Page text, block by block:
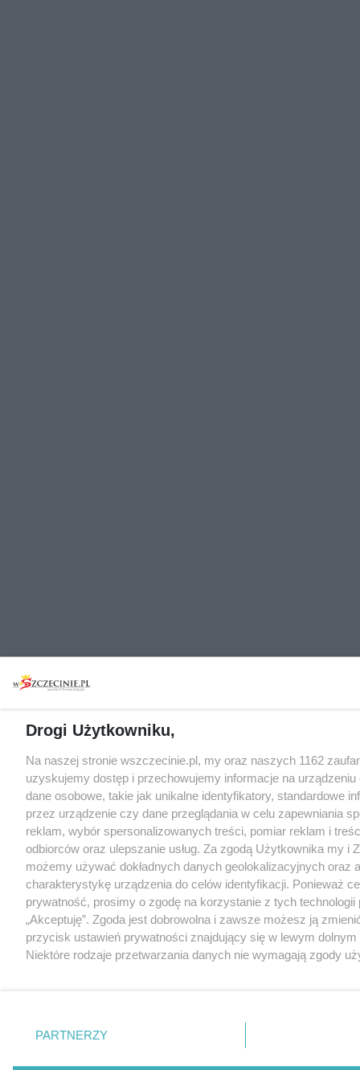
Drogi Użytkowniku,
Na naszej stronie wszczecinie.pl, my oraz naszych 1162
uzyskujemy dostęp i przechowujemy informacje na
dane osobowe, takie jak unikalne identyfikatory, standardowe
przez urządzenie czy dane przeglądania w celu zapewniania
reklam, wybór spersonalizowanych treści, pomiar reklam i
odbiorców oraz ulepszanie usług. Za zgodą Użytkownika my i
możemy używać dokładnych danych geolokalizacyjnych oraz
charakterystykę urządzenia do celów identyfikacji. Ponieważ
prywatność, prosimy o zgodę na korzystanie z tych technologii
„Akceptuję”. Zgoda jest dobrowolna i zawsze możesz ją
przycisk ustawień prywatności znajdujący się w lewym
Niektóre rodzaje przetwarzania danych nie wymagają zgody
Zapoznaj się z poniższymi informacjami, abyś mógł
korzystać z naszych serwisów internetowych. Szczegółowe
PARTNERZY